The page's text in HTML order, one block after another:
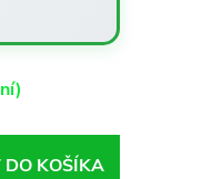
DO KOŠÍKA